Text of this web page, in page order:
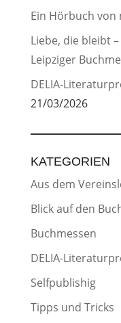
Ein Hörbuch von
Liebe, die bleibt
Leipziger
DELIA-
21/03/2026
KATEGORIEN
Aus dem
Blick auf den
Buchmessen
DELIA-
Selfpublishig
Tipps und Tricks